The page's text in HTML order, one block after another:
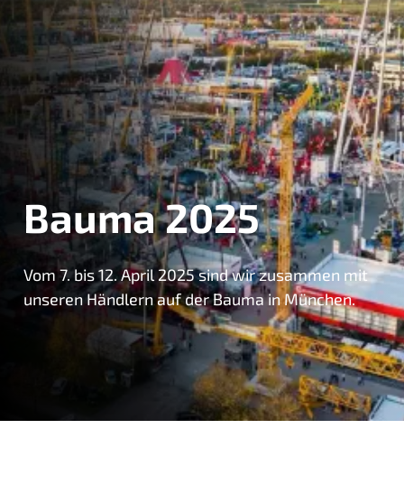
Bauma 2025
Vom 7. bis 12. April 2025 sind wir zusammen mit
unseren Händlern auf der Bauma in München.
Kontakt